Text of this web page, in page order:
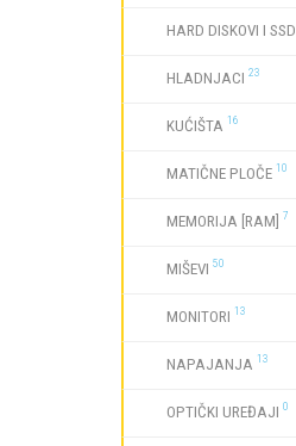
HARD DISKOVI I SSD
HLADNJACI 23
KUĆIŠTA 16
MATIČNE PLOČE 10
MEMORIJA [RAM] 7
MIŠEVI 50
MONITORI 13
NAPAJANJA 13
OPTIČKI UREĐAJI 0